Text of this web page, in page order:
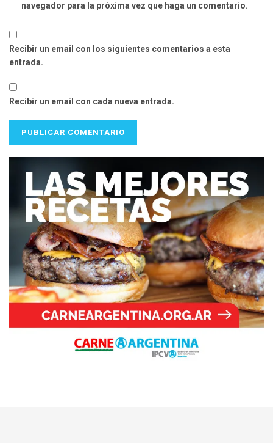
navegador para la próxima vez que haga un comentario.
Recibir un email con los siguientes comentarios a esta
entrada.
Recibir un email con cada nueva entrada.